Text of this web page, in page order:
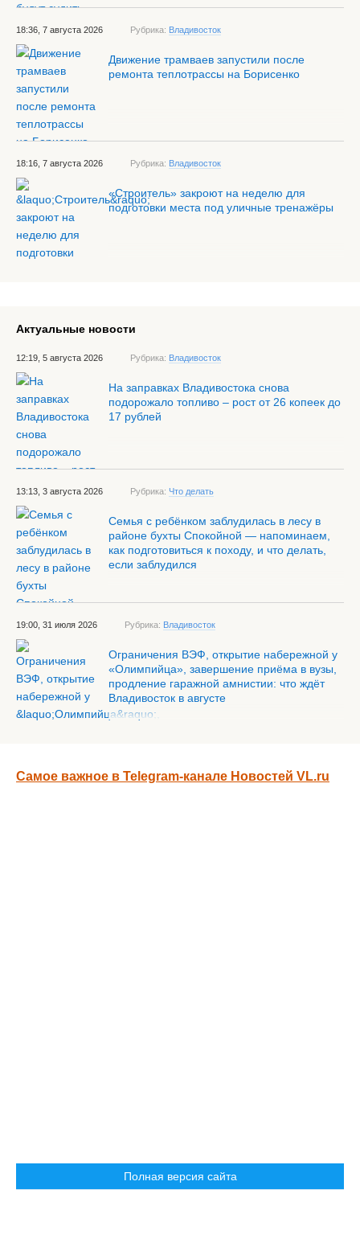
18:36, 7 августа 2026 Рубрика: Владивосток
Движение трамваев запустили после
ремонта теплотрассы на Борисенко
18:16, 7 августа 2026 Рубрика: Владивосток
«Строитель» закроют на неделю для
подготовки места под уличные тренажёры
Актуальные новости
12:19, 5 августа 2026 Рубрика: Владивосток
На заправках Владивостока снова
подорожало топливо – рост от 26 копеек до
17 рублей
13:13, 3 августа 2026 Рубрика: Что делать
Семья с ребёнком заблудилась в лесу в
районе бухты Спокойной — напоминаем,
как подготовиться к походу, и что делать,
если заблудился
19:00, 31 июля 2026 Рубрика: Владивосток
Ограничения ВЭФ, открытие набережной у
«Олимпийца», завершение приёма в вузы,
продление гаражной амнистии: что ждёт
Владивосток в августе
Самое важное в Telegram-канале Новостей VL.ru
Полная версия сайта